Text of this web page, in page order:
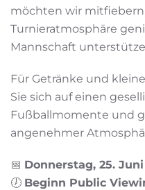
möchten wir
Turnieratmosphäre
Mannschaft
Für Getränke und
Sie sich auf einen
Fußballmomente und
angenehmer
📅 Donnerstag, 25.
🕖 Beginn Public